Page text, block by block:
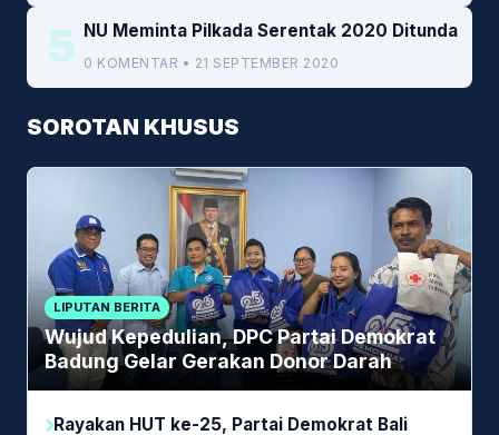
5 NU Meminta Pilkada Serentak 2020 Ditunda
0 KOMENTAR • 21 SEPTEMBER 2020
SOROTAN KHUSUS
LIPUTAN BERITA
Wujud Kepedulian, DPC Partai Demokrat
Badung Gelar Gerakan Donor Darah
Rayakan HUT ke-25, Partai Demokrat Bali